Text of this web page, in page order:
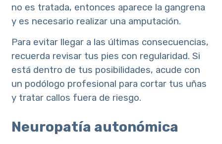
no es tratada, entonces aparece la gangrena
y es necesario realizar una amputación.
Para evitar llegar a las últimas consecuencias,
recuerda revisar tus pies con regularidad. Si
está dentro de tus posibilidades, acude con
un podólogo profesional para cortar tus uñas
y tratar callos fuera de riesgo.
Neuropatía autonómica